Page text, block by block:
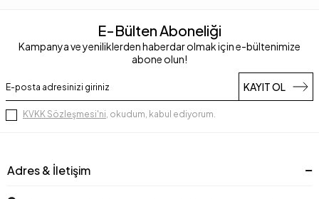
E-Bülten Aboneliği
Kampanya ve yeniliklerden haberdar olmak için e-bültenimize
abone olun!
KAYIT OL
KVKK Sözleşmesi'ni, okudum, kabul ediyorum.
Adres & İletişim